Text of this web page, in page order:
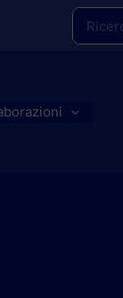
Ricerca
per: